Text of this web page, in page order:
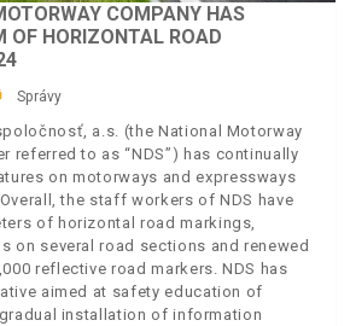
COMPANY HAS
OF HORIZONTAL ROAD
Správy
a.s. (the National Motorway
referred to as “NDS”) has continually
on motorways and expressways
the staff workers of NDS have
of horizontal road markings,
on several road sections and renewed
reflective road markers. NDS has
aimed at safety education of
installation of information